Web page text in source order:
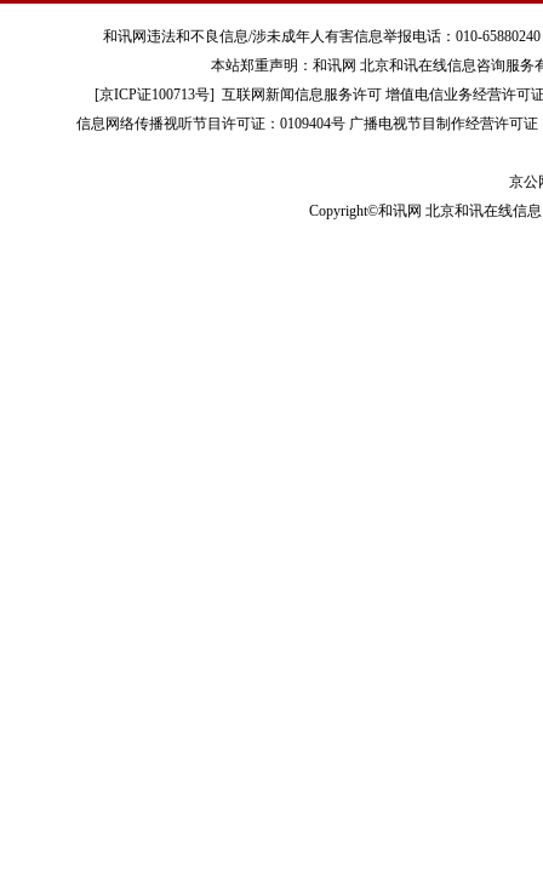
和讯网违法和不良信息/涉未成年人有害信息举报电话：010-
本站郑重声明：和讯网 北京和讯在线信息咨询服
[京ICP证100713号]互联网新闻信息服务许可 增值电信业务经营许可
信息网络传播视听节目许可证：0109404号 广播电视节目制作经营许可证
京公
Copyright©和讯网 北京和讯在线信